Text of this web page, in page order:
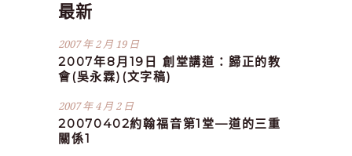
最新
2007 年 2 月 19 日
2007年8月19日 創堂講道：歸正的教
會(吳永霖)(文字稿)
2007 年 4 月 2 日
20070402約翰福音第1堂—道的三重
關係1